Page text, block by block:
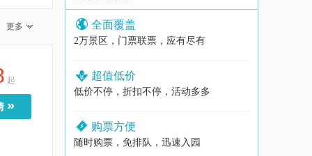
更多
起
»
全面覆盖
2万景区，门票联票，应有尽有
超值低价
低价不停，折扣不停，活动多多
购票方便
随时购票，免排队，迅速入园